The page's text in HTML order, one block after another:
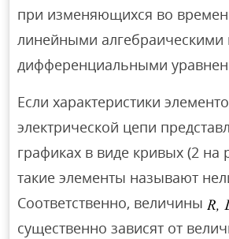
при изменяющихся во
линейными алгебраическими
дифференциальными
Если характеристики
электрической цепи
графиках в виде кривых (2 на
такие элементы называют
Соответственно, величины
существенно зависят от